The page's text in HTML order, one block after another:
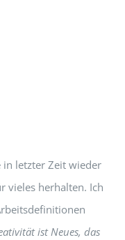
in letzter Zeit wieder
vieles herhalten. Ich
ist Neues, das